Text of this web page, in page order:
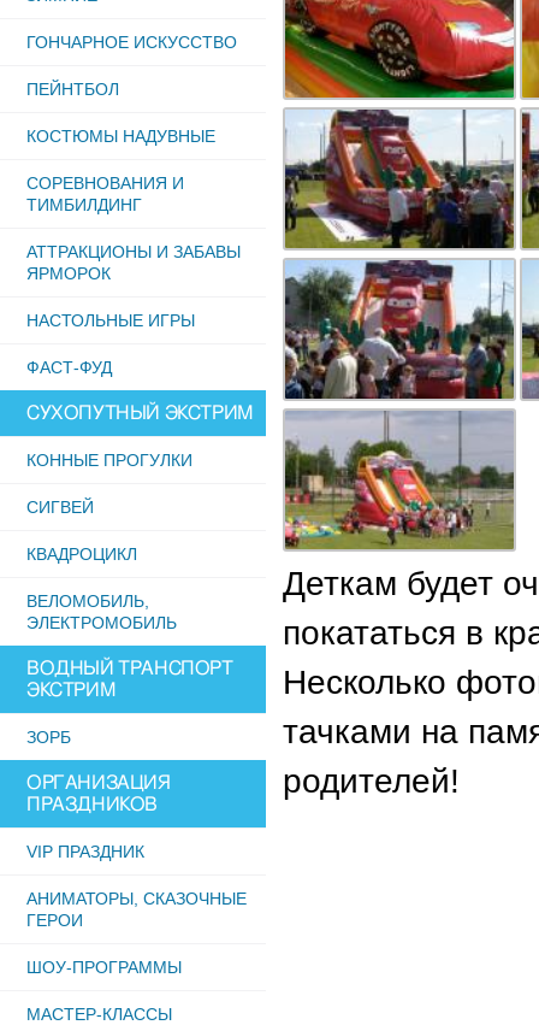
ГОНЧАРНОЕ ИСКУССТВО
ПЕЙНТБОЛ
КОСТЮМЫ НАДУВНЫЕ
СОРЕВНОВАНИЯ И
ТИМБИЛДИНГ
АТТРАКЦИОНЫ И ЗАБАВЫ
ЯРМОРОК
НАСТОЛЬНЫЕ ИГРЫ
ФАСТ-ФУД
СУХОПУТНЫЙ ЭКСТРИМ
КОННЫЕ ПРОГУЛКИ
СИГВЕЙ
КВАДРОЦИКЛ
ВЕЛОМОБИЛЬ,
ЭЛЕКТРОМОБИЛЬ
ВОДНЫЙ ТРАНСПОРТ
ЭКСТРИМ
ЗОРБ
ОРГАНИЗАЦИЯ
ПРАЗДНИКОВ
VIP ПРАЗДНИК
АНИМАТОРЫ, СКАЗОЧНЫЕ
ГЕРОИ
ШОУ-ПРОГРАММЫ
МАСТЕР-КЛАССЫ
Деткам будет
покататься в
Несколько
тачками на
родителей!